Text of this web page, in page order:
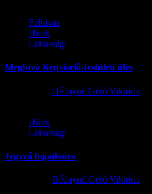
Felhívás
Hírek
Lakossági
Meghívó Képviselő-testületi ülés
Bédayné Géró Viktória
Hírek
Lakossági
Jegyző fogadóóra
Bédayné Géró Viktória